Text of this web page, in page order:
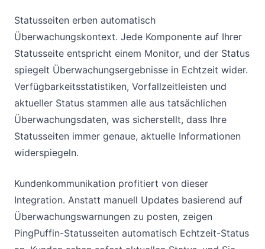
Statusseiten erben automatisch
Überwachungskontext. Jede Komponente auf Ihrer
Statusseite entspricht einem Monitor, und der Status
spiegelt Überwachungsergebnisse in Echtzeit wider.
Verfügbarkeitsstatistiken, Vorfallzeitleisten und
aktueller Status stammen alle aus tatsächlichen
Überwachungsdaten, was sicherstellt, dass Ihre
Statusseiten immer genaue, aktuelle Informationen
widerspiegeln.
Kundenkommunikation profitiert von dieser
Integration. Anstatt manuell Updates basierend auf
Überwachungswarnungen zu posten, zeigen
PingPuffin-Statusseiten automatisch Echtzeit-Status